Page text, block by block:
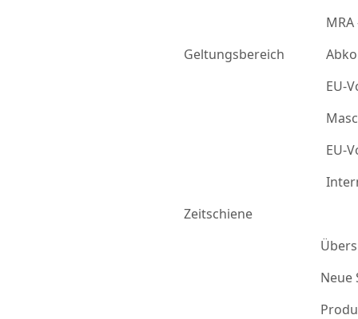
Geltungsbereich
EU-
EU-
Zeitschiene
Neue